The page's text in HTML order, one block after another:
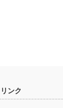
リンク